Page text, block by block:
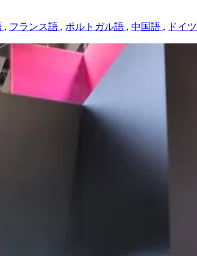
, フランス語 , ポルトガル語 , 中国語 , ドイ